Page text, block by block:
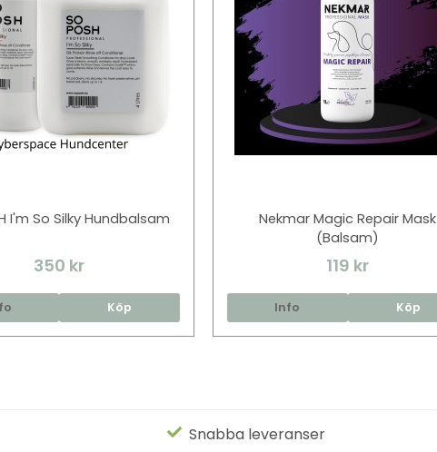
I'm So Silky Hundbalsam
350 kr
Köp
Nekmar Magic Repair Mask
(Balsam)
119 kr
Info Köp
Snabba leveranser